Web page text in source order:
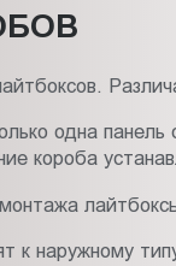
одна
короба
к наружному